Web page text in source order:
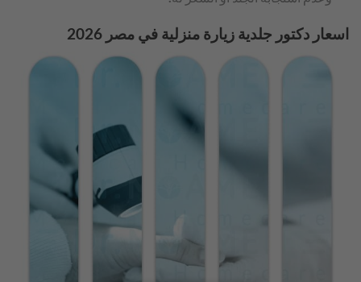
اسعار دكتور جلدية زيارة منزلية في مصر 2026